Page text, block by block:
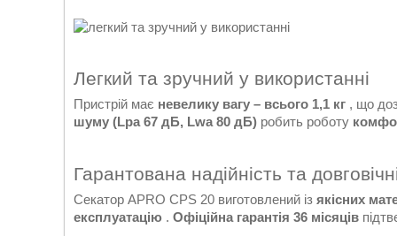
Легкий та зручний у використанні
Пристрій має невелику вагу – всього 1,1 кг , що
шуму (Lpa 67 дБ, Lwa 80 дБ) робить роботу
Гарантована надійність та
Секатор APRO CPS 20 виготовлений із якісних
експлуатацію . Офіційна гарантія 36 місяців